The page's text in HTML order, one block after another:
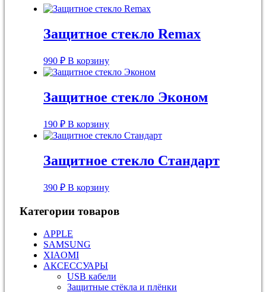
Защитное стекло Remax
990 ₽ В корзину
Защитное стекло Эконом
190 ₽ В корзину
Защитное стекло Стандарт
390 ₽ В корзину
Категории товаров
APPLE
SAMSUNG
XIAOMI
АКСЕССУАРЫ
USB кабели
Защитные стёкла и плёнки